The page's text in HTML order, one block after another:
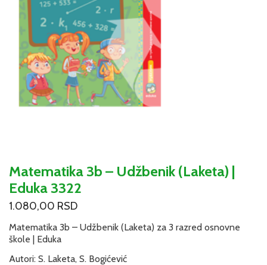
Matematika 3b – Udžbenik (Laketa) |
Eduka 3322
1.080,00 RSD
Matematika 3b – Udžbenik (Laketa) za 3 razred osnovne
škole | Eduka
Autori: S. Laketa, S. Bogićević